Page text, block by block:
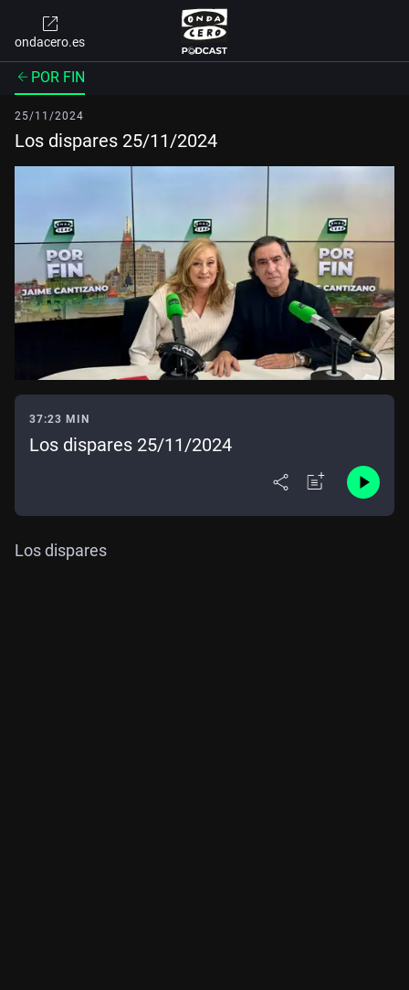
ondacero.es
POR FIN
25/11/2024
Los dispares 25/11/2024
37:23 MIN
Los dispares 25/11/2024
Los dispares